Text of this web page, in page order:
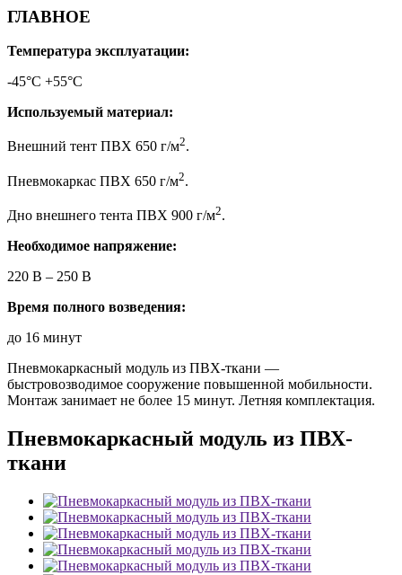
ГЛАВНОЕ
Температура эксплуатации:
-45°С +55°С
Используемый материал:
Внешний тент ПВХ 650 г/м2.
Пневмокаркас ПВХ 650 г/м2.
Дно внешнего тента ПВХ 900 г/м2.
Необходимое напряжение:
220 В – 250 В
Время полного возведения:
до 16 минут
Пневмокаркасный модуль из ПВХ-ткани —
быстровозводимое сооружение повышенной мобильности.
Монтаж занимает не более 15 минут. Летняя комплектация.
Пневмокаркасный модуль из ПВХ-
ткани